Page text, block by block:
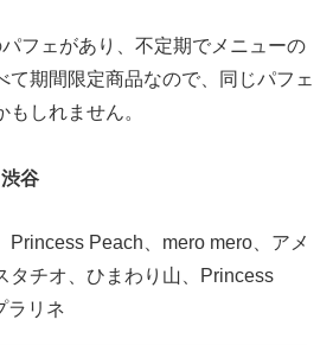
フェがあり、不定期でメニューの
て期間限定商品なので、同じパフェ
しれません。
谷
Princess Peach、mero mero、アメ
タチオ、ひまわり山、Princess
ラリネ